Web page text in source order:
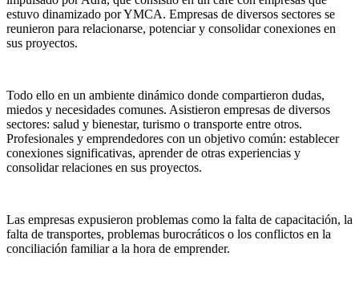
estuvo dinamizado por YMCA. Empresas de diversos sectores se
reunieron para relacionarse, potenciar y consolidar conexiones en
sus proyectos.
Todo ello en un ambiente dinámico donde compartieron dudas,
miedos y necesidades comunes. Asistieron empresas de diversos
sectores: salud y bienestar, turismo o transporte entre otros.
Profesionales y emprendedores con un objetivo común: establecer
conexiones significativas, aprender de otras experiencias y
consolidar relaciones en sus proyectos.
Las empresas expusieron problemas como la falta de capacitación, la
falta de transportes, problemas burocráticos o los conflictos en la
conciliación familiar a la hora de emprender.